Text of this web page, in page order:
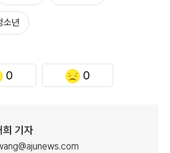
소년
0 0
희 기자